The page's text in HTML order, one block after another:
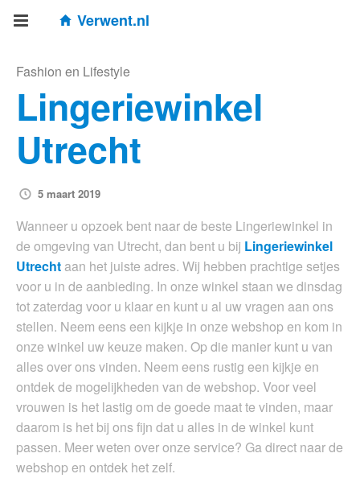
Verwent.nl
Fashion en Lifestyle
Lingeriewinkel
Utrecht
5 maart 2019
Wanneer u opzoek bent naar de beste Lingeriewinkel in
de omgeving van Utrecht, dan bent u bij Lingeriewinkel
Utrecht aan het juiste adres. Wij hebben prachtige setjes
voor u in de aanbieding. In onze winkel staan we dinsdag
tot zaterdag voor u klaar en kunt u al uw vragen aan ons
stellen. Neem eens een kijkje in onze webshop en kom in
onze winkel uw keuze maken. Op die manier kunt u van
alles over ons vinden. Neem eens rustig een kijkje en
ontdek de mogelijkheden van de webshop. Voor veel
vrouwen is het lastig om de goede maat te vinden, maar
daarom is het bij ons fijn dat u alles in de winkel kunt
passen. Meer weten over onze service? Ga direct naar de
webshop en ontdek het zelf.